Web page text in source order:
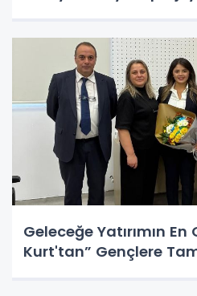
Geleceğe Yatırımın
Kurt'tan” Gençlere